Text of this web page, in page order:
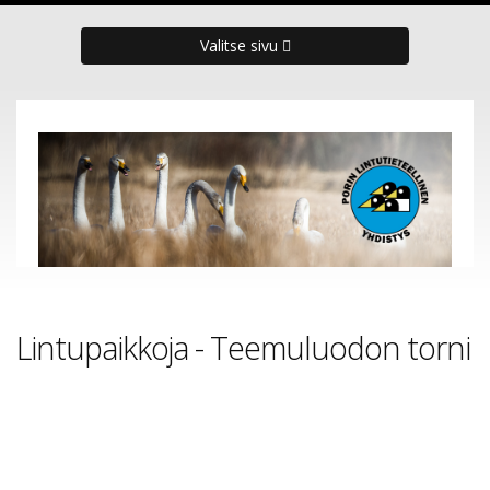
Valitse sivu
Lintupaikkoja - Teemuluodon torni